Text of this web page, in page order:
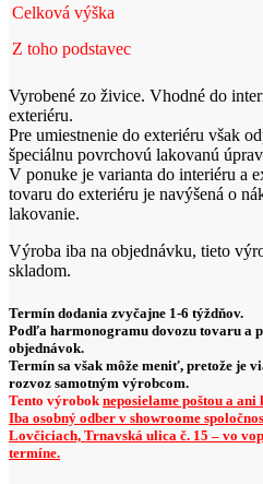
Celková výška
Z toho podstavec
Vyrobené zo živice. Vhodné do
exteriéru.
Pre umiestnenie do exteriéru však
špeciálnu povrchovú lakovanú
V ponuke je varianta do interiéru a
tovaru do exteriéru je navýšená o
lakovanie.
Výroba iba na objednávku, tieto
skladom.
Termín dodania zvyčajne 1-6 týždňov.
Podľa harmonogramu dovozu tovaru a
objednávok.
Termín sa však môže meniť, pretože je
rozvoz samotným výrobcom.
Tento výrobok neposielame poštou a
Iba osobný odber v showroome
Lovčiciach, Trnavská ulica č. 15 – vo
termíne.